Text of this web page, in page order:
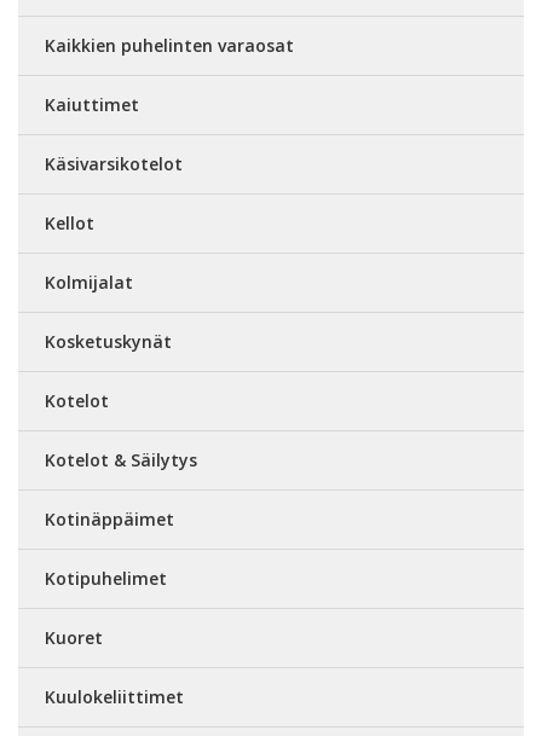
Kaikkien puhelinten varaosat
Kaiuttimet
Käsivarsikotelot
Kellot
Kolmijalat
Kosketuskynät
Kotelot
Kotelot & Säilytys
Kotinäppäimet
Kotipuhelimet
Kuoret
Kuulokeliittimet